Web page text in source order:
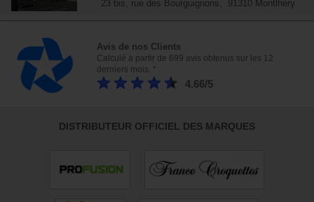
23 bis, rue des Bourguignons, 91310 Montlhéry
Avis de nos Clients
Calculé à partir de 699 avis obtenus sur les 12
derniers mois. *
4.66/5
DISTRIBUTEUR OFFICIEL DES MARQUES